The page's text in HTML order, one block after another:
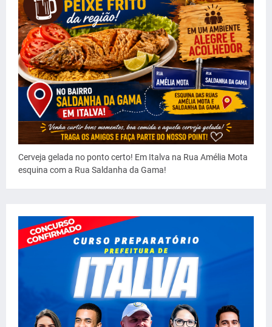
Cerveja gelada no ponto certo! Em Italva na Rua Amélia Mota
esquina com a Rua Saldanha da Gama!